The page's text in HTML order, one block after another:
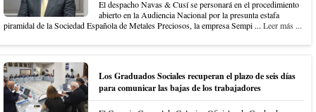
El despacho Navas & Cusí se personará en el procedimiento
abierto en la Audiencia Nacional por la presunta estafa
piramidal de la Sociedad Española de Metales Preciosos, la empresa Sempi ... Leer más ...
Los Graduados Sociales recuperan el plazo de seis días
para comunicar las bajas de los trabajadores